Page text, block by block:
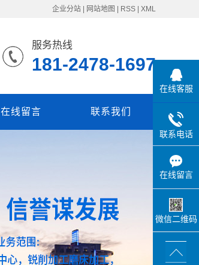
企业分站 网站地图 RSS XML
服务热线
181-2478-1697
在线留言 联系我们
在线客服
联系电话
在线留言
微信二维码